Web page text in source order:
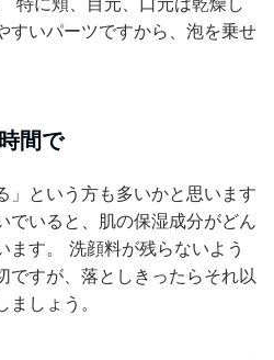
すいパーツですから、泡を乗せ
間で
」という方も多いかと思います
でいると、肌の保湿成分がどん
ます。 洗顔料が残らないよう
ですが、落としきったらそれ以
しょう。